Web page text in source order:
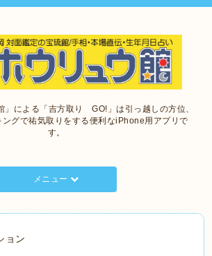
」による「吉方取り GO!」は引っ越しの方位、
グで祐気取りをする便利なiPhone用アプリで
す。
メニュー
ョン